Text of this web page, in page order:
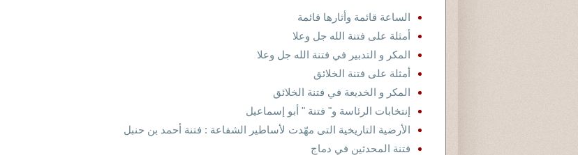
الساعة قائمة وأثارها قائمة
أمثلة على فتنة الله جل وعلا
المكر و التدبير في فتنة الله جل وعلا
أمثلة على فتنة الخلائق
المكر و الخديعة في فتنة الخلائق
إنتخابات الرئاسة و" فتنة " أبو إسماعيل
الأرضية التاريخية التى مهّدت لأساطير الشفاعة : فتنة أحمد بن حنبل
فتنة المحدثين في دماج